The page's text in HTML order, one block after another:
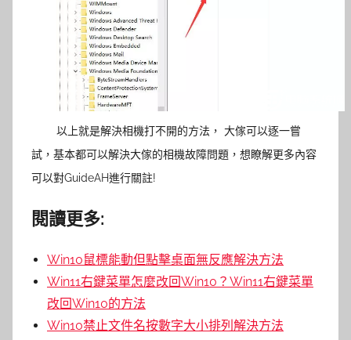
以上就是解決相機打不開的方法， 大傢可以逐一嘗
試，基本都可以解決大傢的相機故障問題，想瞭解更多內容
可以對GuideAH進行關註!
閱讀更多:
Win10鼠標能動但點擊桌面無反應解決方法
Win11右鍵菜單怎麼改回Win10？Win11右鍵菜單
改回Win10的方法
Win10禁止文件名按數字大小排列解決方法